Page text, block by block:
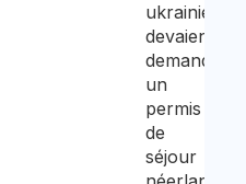
ukrainiens
devaient
demander
un
permis
de
séjour